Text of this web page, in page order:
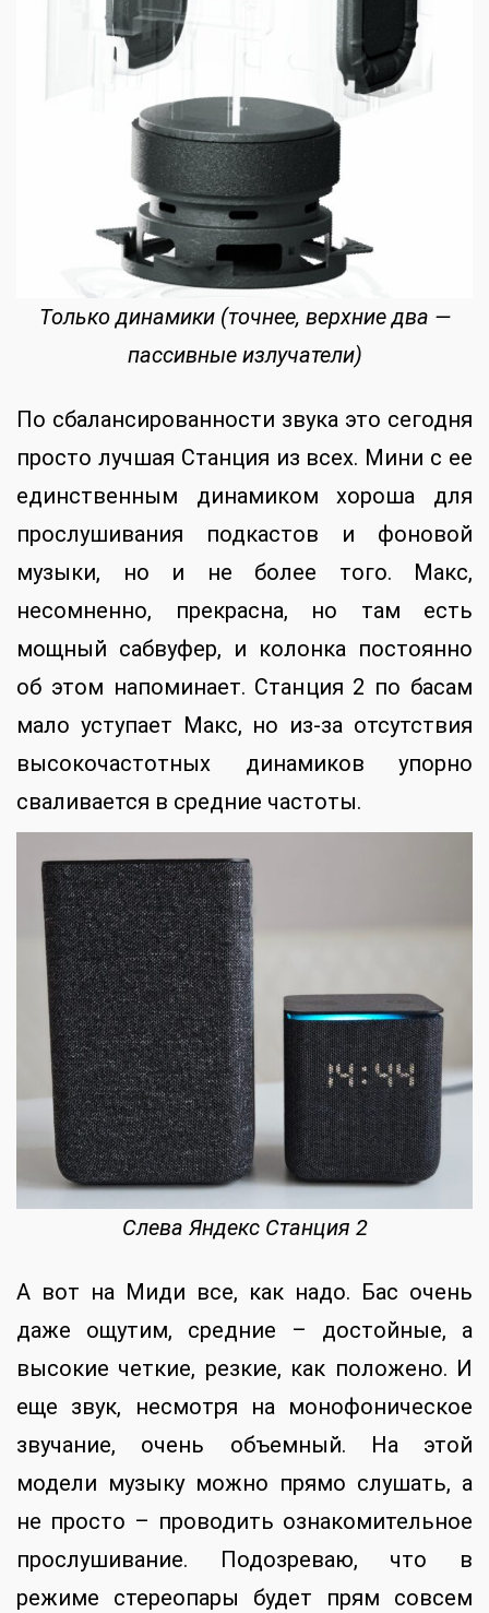
Только динамики (точнее, верхние два —
пассивные излучатели)
По сбалансированности звука это сегодня
просто лучшая Станция из всех. Мини с ее
единственным динамиком хороша для
прослушивания подкастов и фоновой
музыки, но и не более того. Макс,
несомненно, прекрасна, но там есть
мощный сабвуфер, и колонка постоянно
об этом напоминает. Станция 2 по басам
мало уступает Макс, но из-за отсутствия
высокочастотных динамиков упорно
сваливается в средние частоты.
Слева Яндекс Станция 2
А вот на Миди все, как надо. Бас очень
даже ощутим, средние – достойные, а
высокие четкие, резкие, как положено. И
еще звук, несмотря на монофоническое
звучание, очень объемный. На этой
модели музыку можно прямо слушать, а
не просто – проводить ознакомительное
прослушивание. Подозреваю, что в
режиме стереопары будет прям совсем